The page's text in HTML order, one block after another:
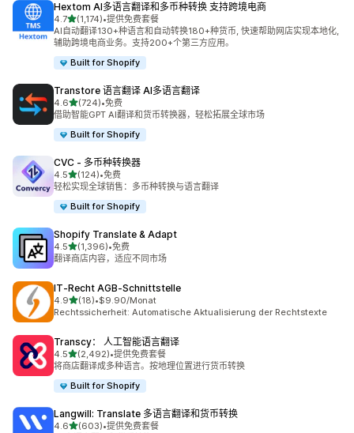
Hextom AI多语言翻译和多币种转换 支持跨境电商
4.7星（满分 5 星）
(1,174)
总共 1174 条评论
•提供免费套餐
AI自动翻译130+种语言和自动转换180+种货币, 快速帮助网店实现本地化,
辅助跨境电商业务。支持200+个第三方应用。
Built for Shopify
Transtore 语言翻译 AI多语言翻译
4.6星（满分 5 星）
(724)
总共 724 条评论
•免费
借助智能GPT AI翻译和货币转换器，轻松拓展全球市场
Built for Shopify
CVC ‑ 多币种转换器
4.5星（满分 5 星）
(124)
总共 124 条评论
•免费
轻松实现全球销售：多币种转换与语言翻译
Built for Shopify
Shopify Translate & Adapt
4.5星（满分 5 星）
(1,396)
总共 1396 条评论
•免费
翻译商店内容，适应不同市场
IT‑Recht AGB‑Schnittstelle
4.9星（满分 5 星）
(18)
总共 18 条评论
•$9.90/Monat
Rechtssicherheit: Automatische Aktualisierung der Rechtstexte
Transcy： 人工智能语言翻译
4.5星（满分 5 星）
(2,492)
总共 2492 条评论
•提供免费套餐
将商店翻译成多种语言。按地理位置进行货币转换
Built for Shopify
Langwill: Translate 多语言翻译和货币转换
4.6星（满分 5 星）
(603)
总共 603 条评论
•提供免费套餐